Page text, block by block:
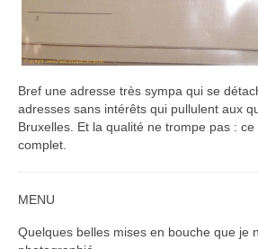
Bref une adresse très sympa qui se
adresses sans intérêts qui pullulent aux
Bruxelles. Et la qualité ne trompe pas :
complet.
MENU
Quelques belles mises en bouche que je